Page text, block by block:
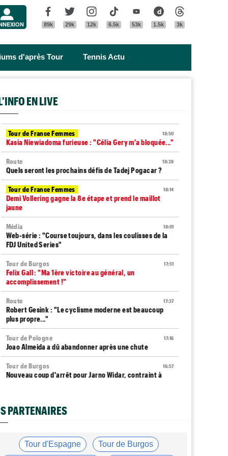
Facebook
89k
Twitter
29k
Instagram
12k
Tik Tok
6.5k
Youtube
53k
Dailymotion
1.5k 3k
d'après Tour Tennis Actu
EN LIVE
18:50
Tour de France Femmes
Kasia Niewiadoma furieuse : "Célia Gery m'a bloquée..."
18:28
Route
Quels seront les prochains défis de Tadej Pogacar ?
18:14
Tour de France Femmes
Demi Vollering gagne la 8e étape et prend le maillot
jaune
18:01
Média
Web-série : "Course toujours, dans les coulisses de la
FDJ United Series"
17:51
Tour de Burgos
Felix Gall : "Ma 1ère victoire au général, un
accomplissement !"
17:37
Route
Robert Gesink : "Le cyclisme moderne est beaucoup
plus propre..."
17:16
Tour de Pologne
Joao Almeida a dû abandonner après une chute
16:57
Tour de Burgos
Nouveau coup d'arrêt pour Jarno Widar, contraint à
Louis Barré remporte la 6e étape et prend la 2e place
du général
Média
Les vidéos cyclisme sont sur Dailymotion :
PARTENAIRES
Tour d'Espagne Tour de Burgos